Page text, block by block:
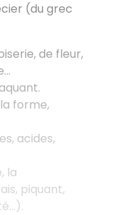
(du grec
de fleur,
forme,
acides,
la
piquant,